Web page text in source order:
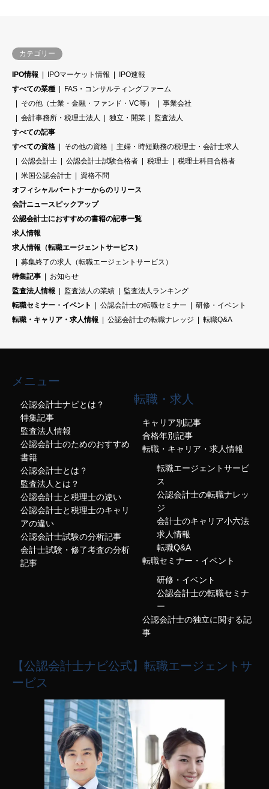
カテゴリー
IPO情報 IPOマーケット情報
IPO速報
すべての業種
FAS・コンサルティングファーム
その他（士業・金融・ファンド・VC等）
事業会社
会計事務所・税理士法人
独立・開業
監査法人
すべての記事
すべての資格
その他の資格
主婦・時短勤務の税理士・会計士求人
公認会計士
公認会計士試験合格者 税理士
税理士科目合格者
米国公認会計士
資格不問
オフィシャルパートナーからのリリース
会計ニュースピックアップ
公認会計士におすすめの書籍の記事一覧
求人情報
求人情報（転職エージェントサービス）
募集終了の求人（転職エージェントサービス）
特集記事
お知らせ
監査法人情報
監査法人の業績
監査法人ランキング
転職セミナー・イベント
公認会計士の転職セミナー
研修・イベント
転職・キャリア・求人情報
公認会計士の転職ナレッジ 転職Q&A
メニュー
公認会計士ナビとは？
特集記事
監査法人情報
公認会計士のためのおすすめ
書籍
公認会計士とは？
監査法人とは？
公認会計士と税理士の違い
公認会計士と税理士のキャリ
アの違い
公認会計士試験の分析記事
会計士試験・修了考査の分析
記事
転職・求人
キャリア別記事
合格年別記事
転職・キャリア・求人情報
転職エージェントサービ
ス
公認会計士の転職ナレッ
ジ
会計士のキャリア小六法
求人情報
転職Q&A
転職セミナー・イベント
研修・イベント
公認会計士の転職セミナ
ー
公認会計士の独立に関する記
事
【公認会計士ナビ公式】転職エージェントサ
ービス